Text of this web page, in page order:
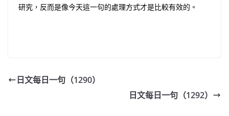
研究，反而是像今天這一句的處理方式才是比較有效的。
日文每日一句（1290）
日文每日一句（1292）